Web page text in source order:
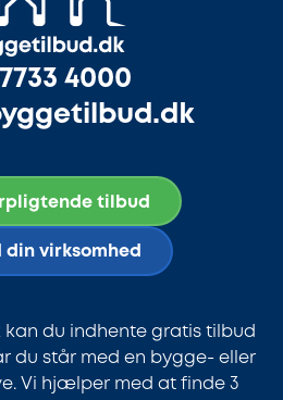
4000
tilbud
din virksomhed
kan du indhente gratis tilbud
du står med en bygge- eller
Vi hjælper med at finde 3